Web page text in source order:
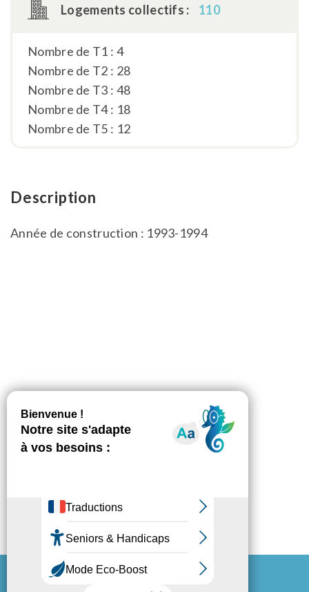
Logements collectifs : 110
Nombre de T1 : 4
Nombre de T2 : 28
Nombre de T3 : 48
Nombre de T4 : 18
Nombre de T5 : 12
Description
Année de construction : 1993-1994